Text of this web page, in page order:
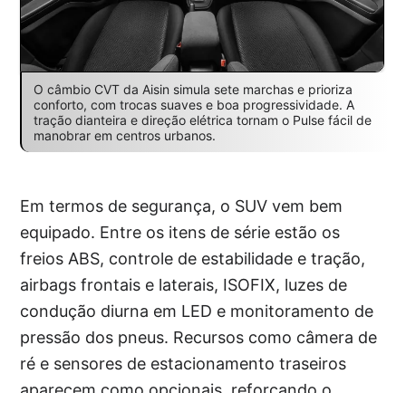
O câmbio CVT da Aisin simula sete marchas e prioriza
conforto, com trocas suaves e boa progressividade. A
tração dianteira e direção elétrica tornam o Pulse fácil de
manobrar em centros urbanos.
Em termos de segurança, o SUV vem bem
equipado. Entre os itens de série estão os
freios ABS, controle de estabilidade e tração,
airbags frontais e laterais, ISOFIX, luzes de
condução diurna em LED e monitoramento de
pressão dos pneus. Recursos como câmera de
ré e sensores de estacionamento traseiros